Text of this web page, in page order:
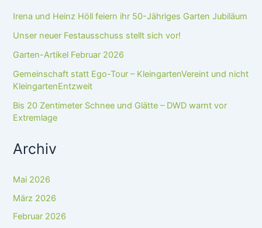
Irena und Heinz Höll feiern ihr 50-Jähriges Garten Jubiläum
Unser neuer Festausschuss stellt sich vor!
Garten-Artikel Februar 2026
Gemeinschaft statt Ego-Tour – KleingartenVereint und nicht
KleingartenEntzweit
Bis 20 Zentimeter Schnee und Glätte – DWD warnt vor
Extremlage
Archiv
Mai 2026
März 2026
Februar 2026